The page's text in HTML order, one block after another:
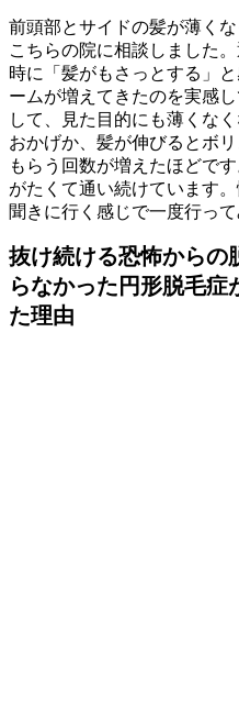
前頭部とサイドの髪が薄く
こちらの院に相談しました
時に「髪がもさっとする」
ームが増えてきたのを実感
して、見た目的にも薄くな
おかげか、髪が伸びるとボ
もらう回数が増えたほどで
がたくて通い続けています
聞きに行く感じで一度行っ
抜け続ける恐怖からの
らなかった円形脱毛症
た理由